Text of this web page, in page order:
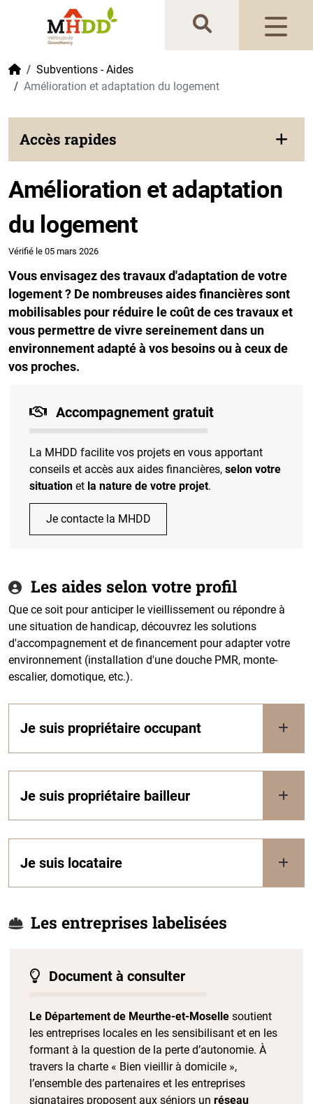
Gestion de vos préférences sur les cookies
Accueil
Subventions - Aides
Amélioration et adaptation du logement
Accès rapides
Amélioration et adaptation
du logement
Vérifié le 05 mars 2026
Vous envisagez des travaux d'adaptation de votre
logement ? De nombreuses aides financières sont
mobilisables pour réduire le coût de ces travaux et
vous permettre de vivre sereinement dans un
environnement adapté à vos besoins ou à ceux de
vos proches.
Accompagnement gratuit
La MHDD facilite vos projets en vous apportant
conseils et accès aux aides financières,selon votre
situation et la nature de votre projet.
Je contacte la MHDD
Les aides selon votre profil
Que ce soit pour anticiper le vieillissement ou répondre à
une situation de handicap, découvrez les solutions
d'accompagnement et de financement pour adapter votre
environnement (installation d'une douche PMR, monte-
escalier, domotique, etc.).
Je suis propriétaire occupant
Je suis propriétaire bailleur
Je suis locataire
Les entreprises labelisées
Document à consulter
Le Département de Meurthe-et-Moselle soutient
les entreprises locales en les sensibilisant et en les
formant à la question de la perte d’autonomie. À
travers la charte « Bien vieillir à domicile »,
l’ensemble des partenaires et les entreprises
signataires proposent aux séniors unréseau